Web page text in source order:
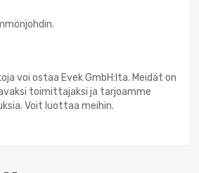
voi ostaa Evek GmbH:lta. Meidät on
toimittajaksi ja tarjoamme
Voit luottaa meihin.